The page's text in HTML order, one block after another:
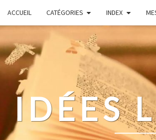
ACCUEIL CATÉGORIES INDEX
IDÉES